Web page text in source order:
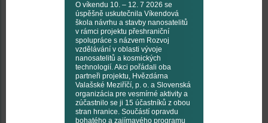
O víkendu 10. – 12. 7 2026 se
úspěšně uskutečnila Víkendová
škola návrhu a stavby nanosatelitů
v rámci projektu přeshraniční
spolupráce s názvem Rozvoj
vzdělávání v oblasti vývoje
nanosatelitů a kosmických
technologií. Akci pořádali oba
partneři projektu, Hvězdárna
Valašské Meziříčí, p. o. a Slovenská
organizácia pre vesmírné aktivity a
zúčastnilo se ji 15 účastníků z obou
stran hranice. Součástí opravdu
bohatého a zajímavého programu